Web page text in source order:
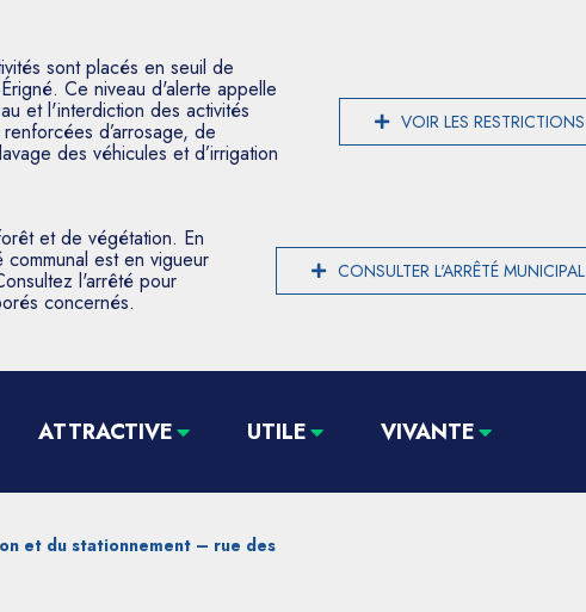
sont placés en seuil de
Ce niveau d'alerte appelle
et l'interdiction des activités
d’arrosage, de
des véhicules et d’irrigation
VOIR LES RESTRICTIONS
et de végétation. En
est en vigueur
l'arrêté pour
concernés.
CONSULTER L'ARRÊTÉ MUNICIPAL
ATTRACTIVE UTILE VIVANTE
et du stationnement – rue des